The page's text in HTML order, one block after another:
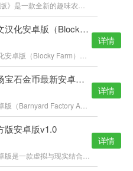
方块农场游戏中文汉化安卓版（Blocky Farm）v1.2.58
详情
小院工厂动物农场宝石金币最新安卓版v6.0
详情
版安卓版v1.0
详情